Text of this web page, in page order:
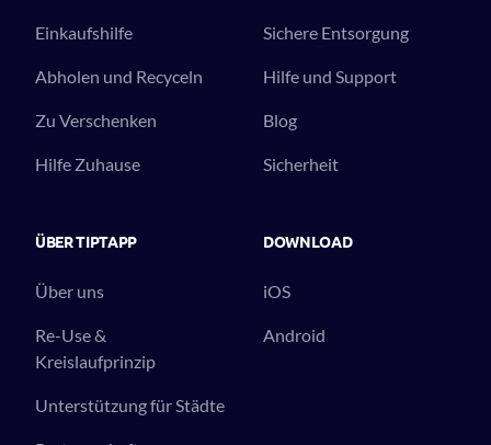
Einkaufshilfe
Abholen und Recyceln
Zu Verschenken
Hilfe Zuhause
Sichere Entsorgung
Hilfe und Support
Blog
Sicherheit
ÜBER TIPTAPP
Über uns
Re-Use &
Kreislaufprinzip
Unterstützung für Städte
DOWNLOAD
iOS
Android